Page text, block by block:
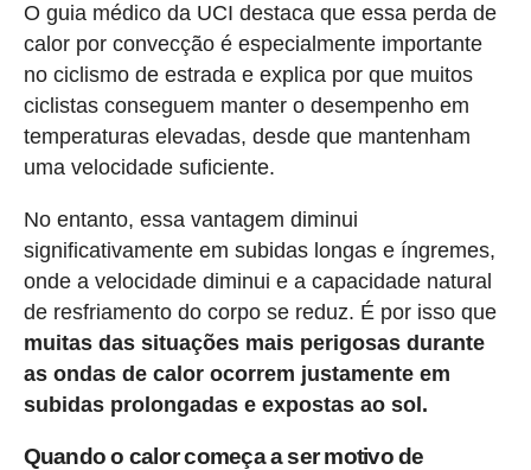
O guia médico da UCI destaca que essa perda de
calor por convecção é especialmente importante
no ciclismo de estrada e explica por que muitos
ciclistas conseguem manter o desempenho em
temperaturas elevadas, desde que mantenham
uma velocidade suficiente.
No entanto, essa vantagem diminui
significativamente em subidas longas e íngremes,
onde a velocidade diminui e a capacidade natural
de resfriamento do corpo se reduz. É por isso que
muitas das situações mais perigosas durante
as ondas de calor ocorrem justamente em
subidas prolongadas e expostas ao sol.
Quando o calor começa a ser motivo de